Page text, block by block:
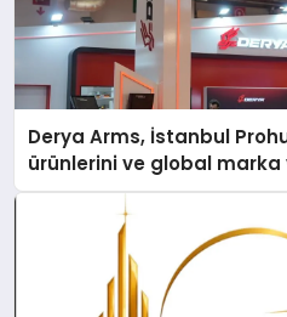
Derya Arms, İstanbul
ürünlerini ve global